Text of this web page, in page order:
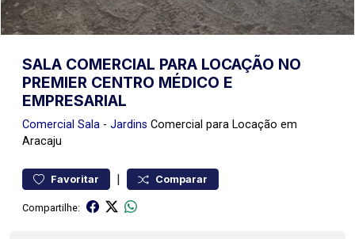
SALA COMERCIAL PARA LOCAÇÃO NO
PREMIER CENTRO MÉDICO E
EMPRESARIAL
Comercial Sala - Jardins Comercial para Locação em
Aracaju
Favoritar | Comparar
Compartilhe: